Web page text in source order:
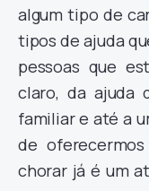
algum tipo de
tipos de ajuda
pessoas que
claro, da ajuda
familiar e até a
de
chorar já é um